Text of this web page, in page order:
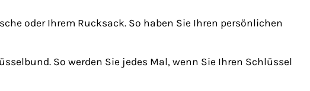
oder Ihrem Rucksack. So haben Sie Ihren persönlichen
So werden Sie jedes Mal, wenn Sie Ihren Schlüssel